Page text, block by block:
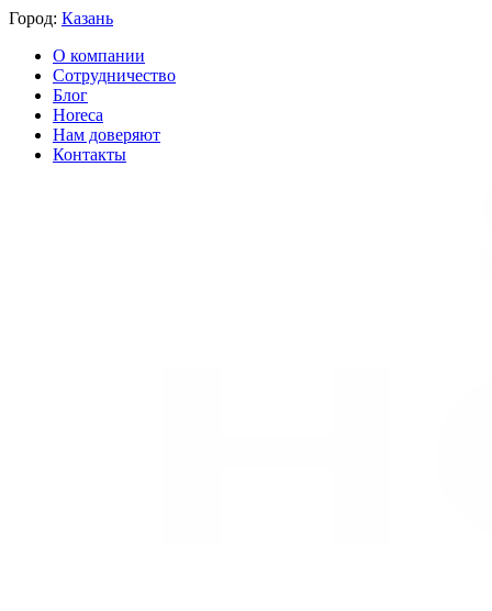
Город: Казань
О компании
Сотрудничество
Блог
Horeca
Нам доверяют
Контакты